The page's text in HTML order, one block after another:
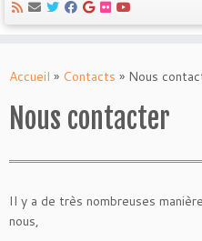
toAccueil » Contacts » Nous
Nous contacter
Il y a de très nombreuses
nous,